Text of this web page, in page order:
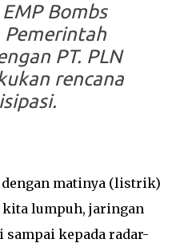
Bombs
PT. PLN
rencana
dengan matinya (listrik)
kita lumpuh, jaringan
sampai kepada radar-